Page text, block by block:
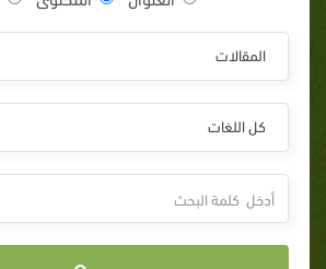
المقالات
كل اللغات